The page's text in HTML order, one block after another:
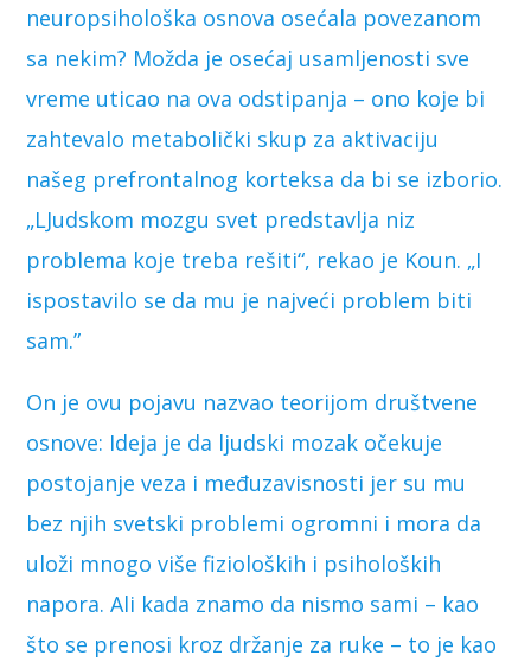
neuropsihološka osnova osećala povezanom
sa nekim? Možda je osećaj usamljenosti sve
vreme uticao na ova odstipanja – ono koje bi
zahtevalo metabolički skup za aktivaciju
našeg prefrontalnog korteksa da bi se izborio.
„LJudskom mozgu svet predstavlja niz
problema koje treba rešiti“, rekao je Koun. „I
ispostavilo se da mu je najveći problem biti
sam.”
On je ovu pojavu nazvao teorijom društvene
osnove: Ideja je da ljudski mozak očekuje
postojanje veza i međuzavisnosti jer su mu
bez njih svetski problemi ogromni i mora da
uloži mnogo više fizioloških i psiholoških
napora. Ali kada znamo da nismo sami – kao
što se prenosi kroz držanje za ruke – to je kao